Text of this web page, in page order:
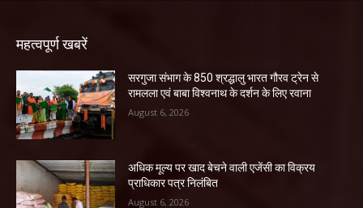
महत्वपूर्ण खबरें
सरगुजा संभाग के 850 श्रद्धालु भारत गौरव ट्रेन से
रामलला एवं बाबा विश्वनाथ के दर्शन के लिए रवाना
August 6, 2026
अधिक मूल्य पर खाद बेचने वाली एजेंसी का विक्रय
प्राधिकार पत्र निलंबित
August 6, 2026